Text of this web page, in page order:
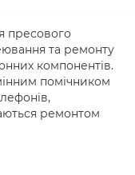
пресового
та ремонту
компонентів.
помічником
ремонтом